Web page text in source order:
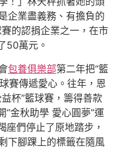
企業盡義務、有擔負的
的認捐企業之一，在市
50萬元。
包養俱樂部第二年把“籃
賽傳遞愛心。往年，恩
杯”籃球賽，籌得善款
金秋助學 愛心圓夢”運
們停止了原地踏步，
下腳踝上的標籤在隨風